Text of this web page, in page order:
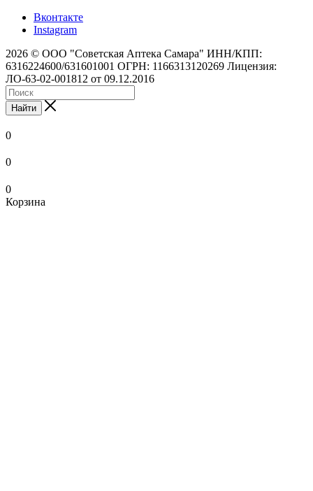
Вконтакте
Instagram
2026 © ООО "Советская Аптека Самара" ИНН/КПП:
6316224600/631601001 ОГРН: 1166313120269 Лицензия:
ЛО-63-02-001812 от 09.12.2016
Найти
0
0
0
Корзина